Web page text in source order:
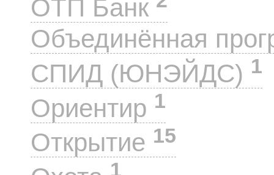
ОТП Банк
Объединённая
СПИД (ЮНЭЙДС) 1
Ориентир 1
Открытие 15
1